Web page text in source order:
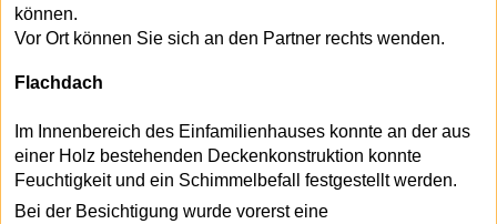
können.
Vor Ort können Sie sich an den Partner rechts wenden.
Flachdach
Im Innenbereich des Einfamilienhauses konnte an der aus
einer Holz bestehenden Deckenkonstruktion konnte
Feuchtigkeit und ein Schimmelbefall festgestellt werden.
Bei der Besichtigung wurde vorerst eine